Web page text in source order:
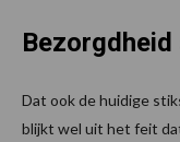
Dat ook de huidige
blijkt wel uit het feit